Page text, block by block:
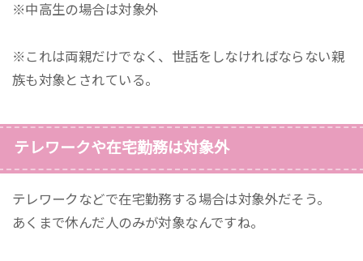
※中高生の場合は対象外
※これは両親だけでなく、世話をしなければならない親
族も対象とされている。
テレワークや在宅勤務は対象外
テレワークなどで在宅勤務する場合は対象外だそう。
あくまで休んだ人のみが対象なんですね。